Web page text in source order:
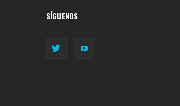
SÍGUENOS